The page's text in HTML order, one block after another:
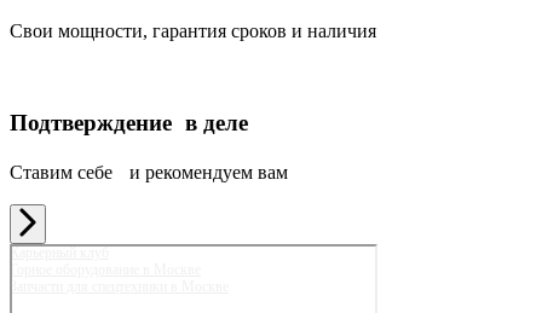
Свои мощности, гарантия сроков и наличия
Подтверждение в деле
Ставим себе и рекомендуем вам